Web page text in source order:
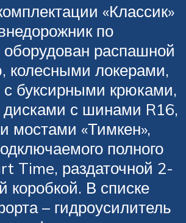
«Классик»
по
распашной
колесными локерами,
буксирными крюками,
с шинами R16,
мостами «Тимкен»,
полного
Time, раздаточной 2-
коробкой. В списке
– гидроусилитель